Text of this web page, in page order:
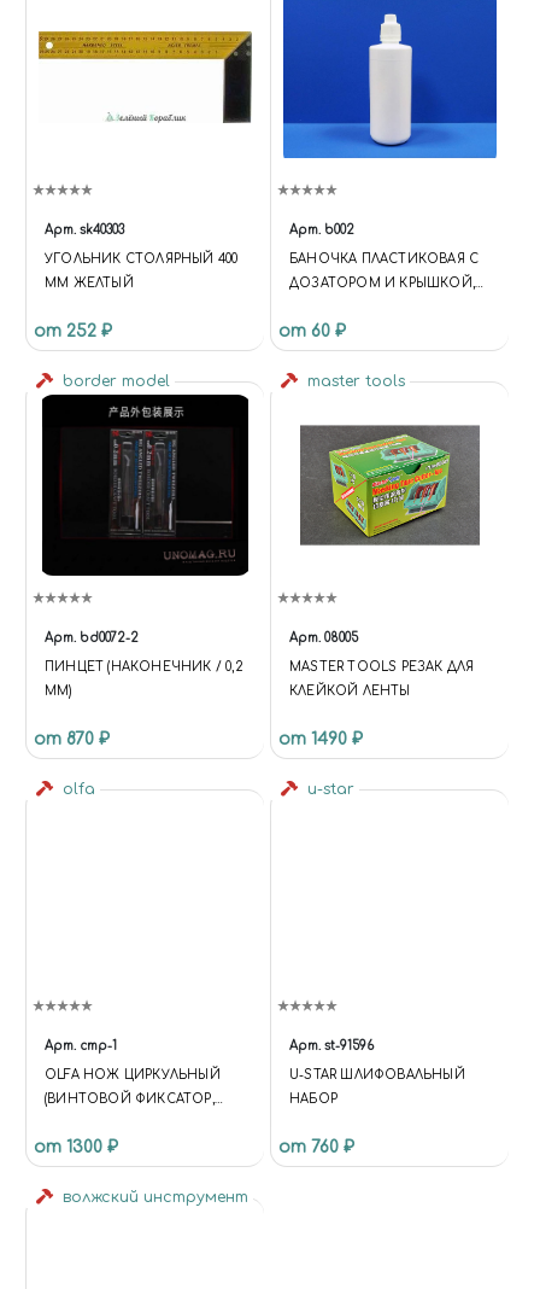
Арт. sk40303
УГОЛЬНИК СТОЛЯРНЫЙ 400
ММ ЖЕЛТЫЙ
от 252 ₽
Арт. b002
БАНОЧКА ПЛАСТИКОВАЯ С
ДОЗАТОРОМ И КРЫШКОЙ,
от 60 ₽
border model
Арт. bd0072-2
ПИНЦЕТ (НАКОНЕЧНИК / 0,2
ММ)
от 870 ₽
master tools
Арт. 08005
MASTER TOOLS РЕЗАК ДЛЯ
КЛЕЙКОЙ ЛЕНТЫ
от 1490 ₽
olfa
Арт. cmp-1
OLFA НОЖ ЦИРКУЛЬНЫЙ
(ВИНТОВОЙ ФИКСАТОР,
от 1300 ₽
u-star
Арт. st-91596
U-STAR ШЛИФОВАЛЬНЫЙ
НАБОР
от 760 ₽
волжский инструмент